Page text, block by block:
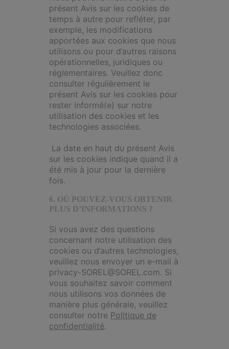
présent Avis sur les cookies de
temps à autre pour refléter, par
exemple, les modifications
apportées aux cookies que nous
utilisons ou pour d’autres raisons
opérationnelles, juridiques ou
réglementaires. Veuillez donc
consulter régulièrement le
présent Avis sur les cookies pour
rester informé(e) sur notre
utilisation des cookies et les
technologies associées.
La date en haut du présent Avis
sur les cookies indique quand il a
été mis à jour pour la dernière
fois.
6. OÙ POUVEZ-VOUS OBTENIR
PLUS D’INFORMATIONS ?
Si vous avez des questions
concernant notre utilisation des
cookies ou d’autres technologies,
veuillez nous envoyer un e-mail à
privacy-SOREL@SOREL.com. Si
vous souhaitez savoir comment
nous utilisons vos données de
manière plus générale, veuillez
consulter notre Politique de
confidentialité.